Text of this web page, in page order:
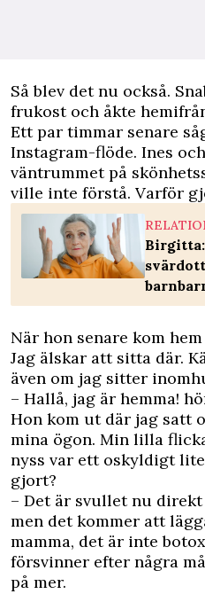
Så blev det nu också.
frukost och åkte
Ett par timmar senare
Instagram-flöde. Ines
väntrummet på
ville inte förstå. Varför
När hon senare kom
Jag älskar att sitta där.
även om jag sitter
– Hallå, jag är hemma!
Hon kom ut där jag satt
mina ögon. Min lilla
nyss var ett oskyldigt
gjort?
– Det är svullet nu
men det kommer att
mamma, det är inte
försvinner efter några
på mer.